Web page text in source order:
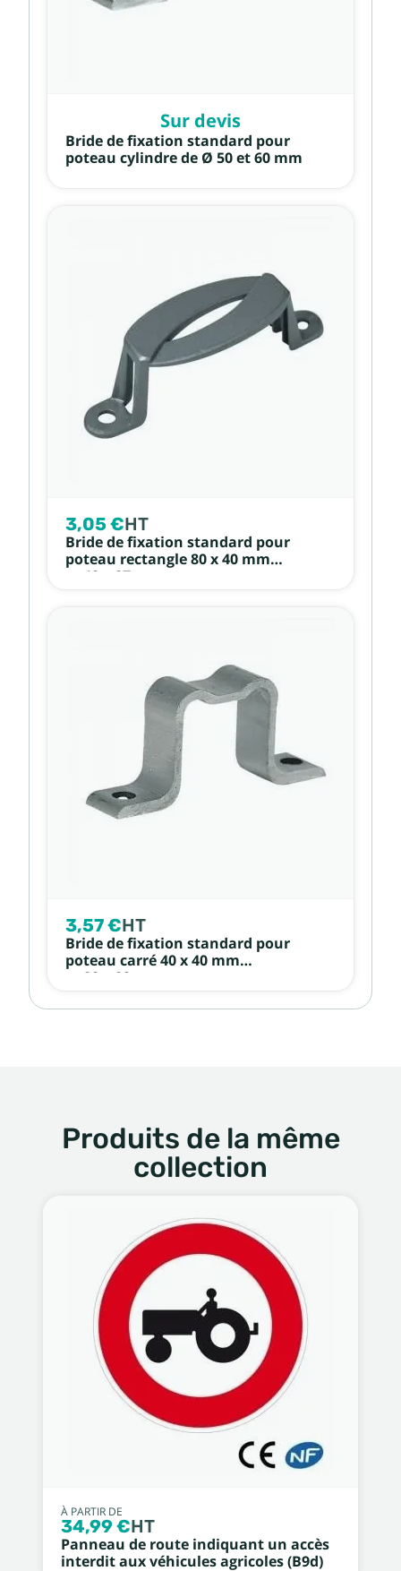
Sur devis
Bride de fixation standard pour
poteau cylindre de Ø 50 et 60 mm
3,05 €HT
Bride de fixation standard pour
poteau rectangle 80 x 40 mm
et 40 x 27 mm
3,57 €HT
Bride de fixation standard pour
poteau carré 40 x 40 mm
et 80 x 80 mm
Produits de la même
collection
À PARTIR DE
34,99 €HT
Panneau de route indiquant un accès
interdit aux véhicules agricoles (B9d)